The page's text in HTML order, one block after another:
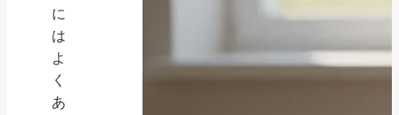
に
は
よ
く
あ